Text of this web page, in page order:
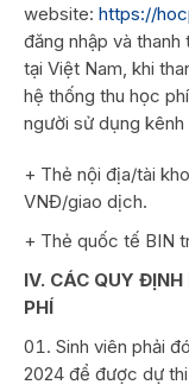
website: https://
đăng nhập và thanh
tại Việt Nam, khi
hệ thống thu học
người sử dụng kênh
+ Thẻ nội địa/tài
VNĐ/giao dịch.
+ Thẻ quốc tế BIN
IV. CÁC QUY
PHÍ
Sinh viên phải
2024 để được dự